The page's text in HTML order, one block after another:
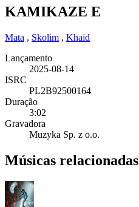
KAMIKAZE E
Mata , Skolim , Khaid
Lançamento
2025-08-14
ISRC
PL2B92500164
Duração
3:02
Gravadora
Muzyka Sp. z o.o.
Músicas relacionadas